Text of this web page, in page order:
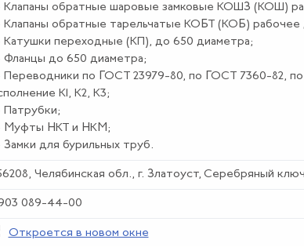
обратные шаровые замковые КОШЗ (КОШ)
обратные тарельчатые КОБТ (КОБ) рабочее
переходные (КП), до 650 диаметра;
до 650 диаметра;
по ГОСТ 23979-80, по ГОСТ 7360-82,
К1, К2, К3;
НКТ и НКМ;
для бурильных труб.
Челябинская обл., г. Златоуст, Серебряный
089-44-00
Откроется в новом окне